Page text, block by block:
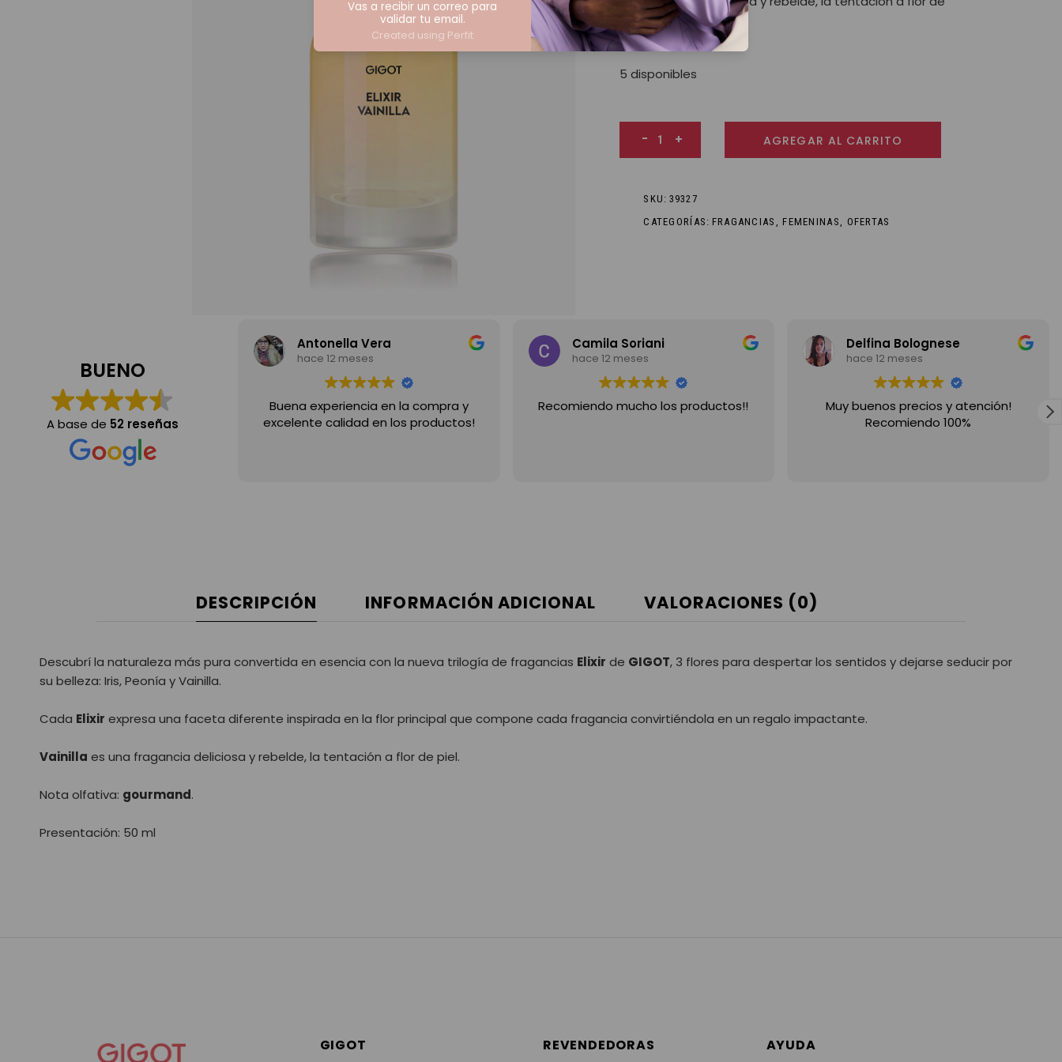
piel.
5 disponibles
Elixir Vainilla - Eau de toilette cantidad
- + AGREGAR AL CARRITO
SKU: 39327
CATEGORÍAS: FRAGANCIAS ,FEMENINAS, OFERTAS
BUENO
A base de 52 reseñas
Antonella Vera
hace 12 meses
Buena experiencia en la compra y
excelente calidad en los productos!
Camila Soriani
hace 12 meses
Recomiendo mucho los productos!!
Delfina Bolognese
hace 12 meses
Muy buenos precios y atención!
Recomiendo 100%
DESCRIPCIÓN INFORMACIÓN ADICIONAL VALORACIONES (0)
Descubrí la naturaleza más pura convertida en esencia con la nueva trilogía de fragancias Elixir de GIGOT, 3 flores para despertar los sentidos y dejarse seducir por
su belleza: Iris, Peonía y Vainilla.
Cada Elixir expresa una faceta diferente inspirada en la flor principal que compone cada fragancia convirtiéndola en un regalo impactante.
Vainilla es una fragancia deliciosa y rebelde, la tentación a flor de piel.
Nota olfativa: gourmand.
Presentación: 50 ml
GIGOT REVENDEDORAS AYUDA
Vas a recibir un correo para
validar tu email.
Created using Perfit